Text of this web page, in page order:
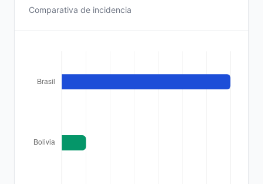
Comparativa de incidencia